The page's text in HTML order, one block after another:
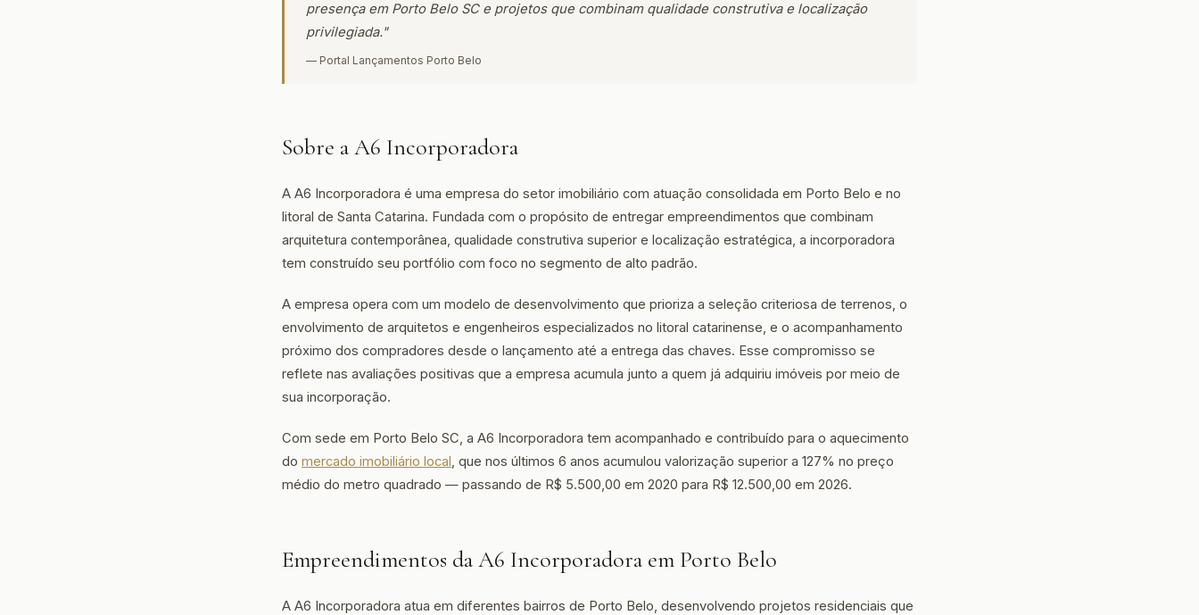
presença em Porto Belo SC e projetos que combinam qualidade construtiva e localização
privilegiada."
— Portal Lançamentos Porto Belo
Sobre a A6 Incorporadora
A A6 Incorporadora é uma empresa do setor imobiliário com atuação consolidada em Porto Belo e no
litoral de Santa Catarina. Fundada com o propósito de entregar empreendimentos que combinam
arquitetura contemporânea, qualidade construtiva superior e localização estratégica, a incorporadora
tem construído seu portfólio com foco no segmento de alto padrão.
A empresa opera com um modelo de desenvolvimento que prioriza a seleção criteriosa de terrenos, o
envolvimento de arquitetos e engenheiros especializados no litoral catarinense, e o acompanhamento
próximo dos compradores desde o lançamento até a entrega das chaves. Esse compromisso se
reflete nas avaliações positivas que a empresa acumula junto a quem já adquiriu imóveis por meio de
sua incorporação.
Com sede em Porto Belo SC, a A6 Incorporadora tem acompanhado e contribuído para o aquecimento
do mercado imobiliário local, que nos últimos 6 anos acumulou valorização superior a 127% no preço
médio do metro quadrado — passando de R$ 5.500,00 em 2020 para R$ 12.500,00 em 2026.
Empreendimentos da A6 Incorporadora em Porto Belo
A A6 Incorporadora atua em diferentes bairros de Porto Belo, desenvolvendo projetos residenciais que